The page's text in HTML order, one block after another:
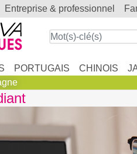
entreprise & professionnel
PORTUGAIS CHINOIS